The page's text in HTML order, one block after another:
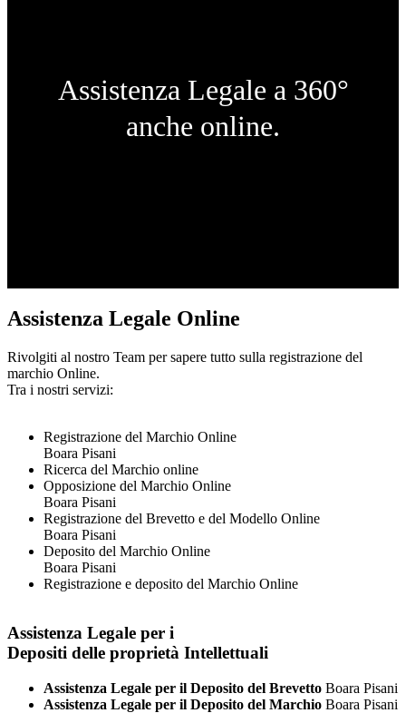
Assistenza Legale a 360°
anche online.
Assistenza Legale Online
Rivolgiti al nostro Team per sapere tutto sulla registrazione del
marchio Online.
Tra i nostri servizi:
Registrazione del Marchio Online
Boara Pisani
Ricerca del Marchio online
Opposizione del Marchio Online
Boara Pisani
Registrazione del Brevetto e del Modello Online
Boara Pisani
Deposito del Marchio Online
Boara Pisani
Registrazione e deposito del Marchio Online
Assistenza Legale per i
Depositi delle proprietà Intellettuali
Assistenza Legale per il Deposito del Brevetto Boara Pisani
Assistenza Legale per il Deposito del Marchio Boara Pisani